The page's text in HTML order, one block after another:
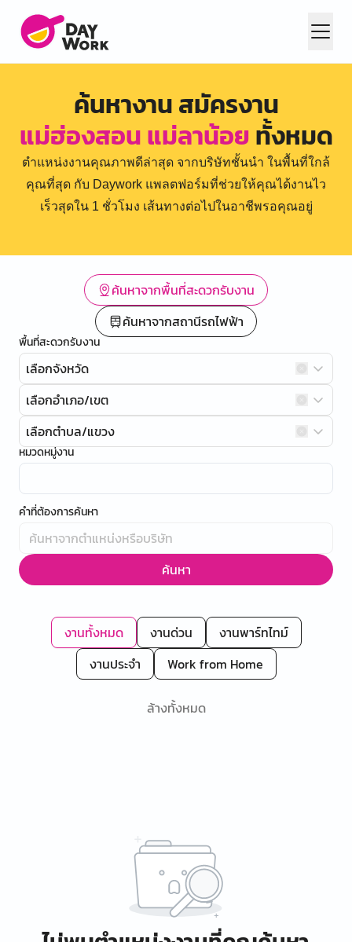
ค้นหางาน สมัครงาน
แม่ฮ่องสอน แม่ลาน้อยทั้งหมด
ตำแหน่งงานคุณภาพดีล่าสุด จากบริษัทชั้นนำ ในพื้นที่ใกล้
คุณที่สุด กับ Daywork แพลตฟอร์มที่ช่วยให้คุณได้งานไว
เร็วสุดใน 1 ชั่วโมง เส้นทางต่อไปในอาชีพรอคุณอยู่
ค้นหาจากพื้นที่สะดวกรับงาน
ค้นหาจากสถานีรถไฟฟ้า
พื้นที่สะดวกรับงาน
เลือกจังหวัด
เลือกอำเภอ/เขต
เลือกตำบล/แขวง
หมวดหมู่งาน
คำที่ต้องการค้นหา
ค้นหา
งานทั้งหมด งานด่วน
งานพาร์ทไทม์
งานประจำ
Work from Home
ล้างทั้งหมด